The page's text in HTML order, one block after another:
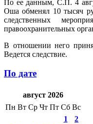
По ее данным, С.П. 4
Оша обменял 10 тысяч
следственных
правоохранительных
В отношении него
Ведется следствие.
По дате
август 2026
Пн Вт Ср Чт Пт Сб Вс
1
2